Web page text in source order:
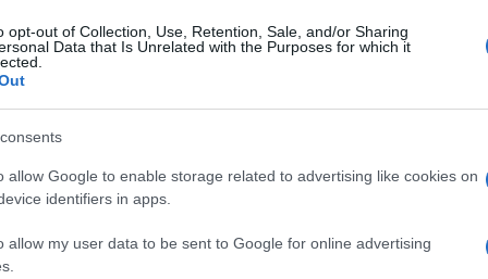
opt-out of Collection, Use, Retention, Sale, and/or Sharing
Data that Is Unrelated with the Purposes for which it
allow Google to enable storage related to advertising like cookies on
identifiers in apps.
allow my user data to be sent to Google for online advertising
stazionamento con l’asciugamano
guardando il mare), mentre a Le Piscine
al fine di ridurre l’impatto antropico su
informazione o supporto in fase di
il servizio dedicato tramite telefono o
attivo dalle 9:00 alle 19:00